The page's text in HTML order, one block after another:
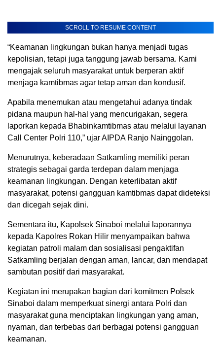
SCROLL TO RESUME CONTENT
“Keamanan lingkungan bukan hanya menjadi tugas
kepolisian, tetapi juga tanggung jawab bersama. Kami
mengajak seluruh masyarakat untuk berperan aktif
menjaga kamtibmas agar tetap aman dan kondusif.
Apabila menemukan atau mengetahui adanya tindak
pidana maupun hal-hal yang mencurigakan, segera
laporkan kepada Bhabinkamtibmas atau melalui layanan
Call Center Polri 110,” ujar AIPDA Ranjo Nainggolan.
Menurutnya, keberadaan Satkamling memiliki peran
strategis sebagai garda terdepan dalam menjaga
keamanan lingkungan. Dengan keterlibatan aktif
masyarakat, potensi gangguan kamtibmas dapat dideteksi
dan dicegah sejak dini.
Sementara itu, Kapolsek Sinaboi melalui laporannya
kepada Kapolres Rokan Hilir menyampaikan bahwa
kegiatan patroli malam dan sosialisasi pengaktifan
Satkamling berjalan dengan aman, lancar, dan mendapat
sambutan positif dari masyarakat.
Kegiatan ini merupakan bagian dari komitmen Polsek
Sinaboi dalam memperkuat sinergi antara Polri dan
masyarakat guna menciptakan lingkungan yang aman,
nyaman, dan terbebas dari berbagai potensi gangguan
keamanan.